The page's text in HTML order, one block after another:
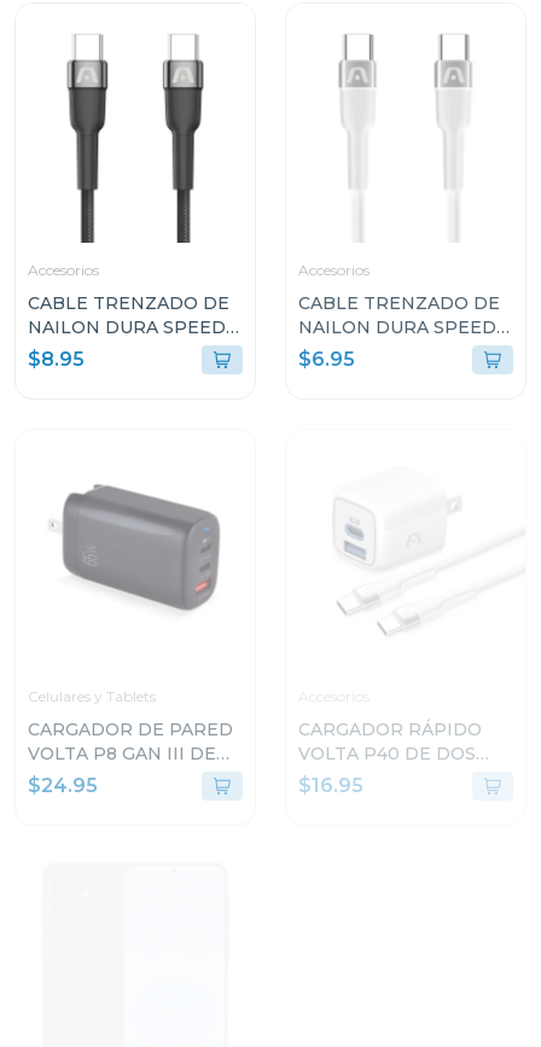
Accesorios
CABLE TRENZADO DE
NAILON DURA SPEED
DE 100W TIPO C EN
AMBOS LADOS DE 3M
$8.95
Accesorios
CABLE TRENZADO DE
NAILON DURA SPEED
DE 65W TIPO C EN
AMBOS LADOS DE 1.8M
$6.95
Celulares y Tablets
CARGADOR DE PARED
VOLTA P8 GAN III DE
65W CON DOBLE
PUERTO USB-C Y
$24.95
Accesorios
CARGADOR RÁPIDO
VOLTA P40 DE DOS
PUERTOS CON CABLE
USB TIPO C
$16.95